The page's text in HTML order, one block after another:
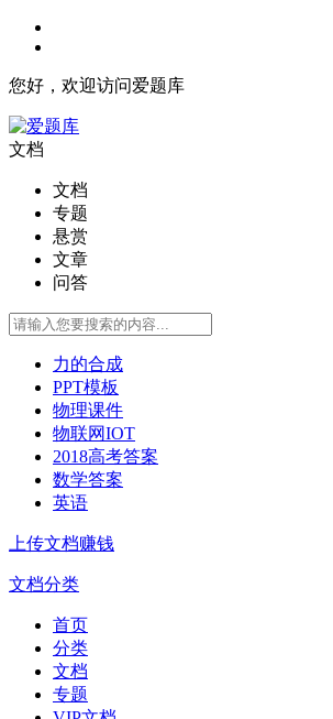
您好，欢迎访问爱题库
文档
文档
专题
悬赏
文章
问答
力的合成
PPT模板
物理课件
物联网IOT
2018高考答案
数学答案
英语
上传文档赚钱
文档分类
首页
分类
文档
专题